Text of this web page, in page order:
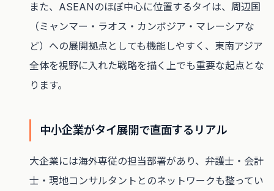
また、ASEANのほぼ中心に位置するタイは、周辺国
（ミャンマー・ラオス・カンボジア・マレーシアな
ど）への展開拠点としても機能しやすく、東南アジア
全体を視野に入れた戦略を描く上でも重要な起点とな
ります。
中小企業がタイ展開で直面するリアル
大企業には海外専従の担当部署があり、弁護士・会計
士・現地コンサルタントとのネットワークも整ってい